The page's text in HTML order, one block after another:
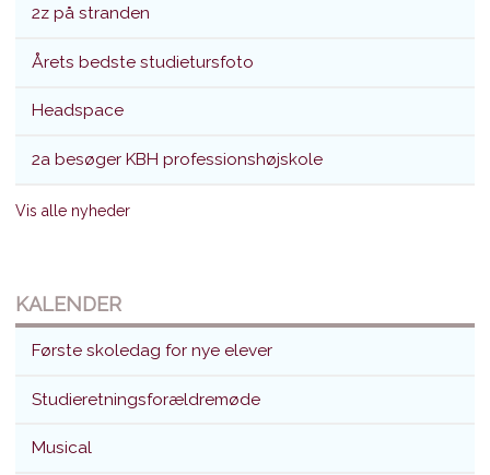
2z på stranden
Årets bedste studietursfoto
Headspace
2a besøger KBH professionshøjskole
Vis alle nyheder
KALENDER
Første skoledag for nye elever
Studieretningsforældremøde
Musical